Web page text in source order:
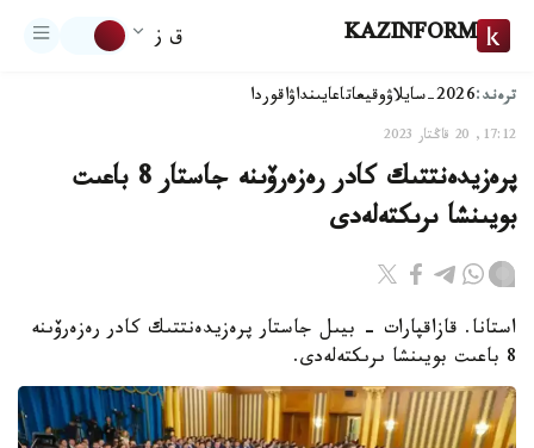
KAZINFORM ق ز
ترەند:2026-سايلاۋ وقيعاتاعايىنداۋاقوردا
17:12, 20 قاڭتار 2023
پرەزيدەنتتىك كادر رەزەرۆىنە جاستار 8 باعىت
بويىنشا ىرىكتەلەدى
استانا. قازاقپارات - بيىل جاستار پرەزيدەنتتىك كادر رەزەرۆىنە
8 باعىت بويىنشا ىرىكتەلەدى.